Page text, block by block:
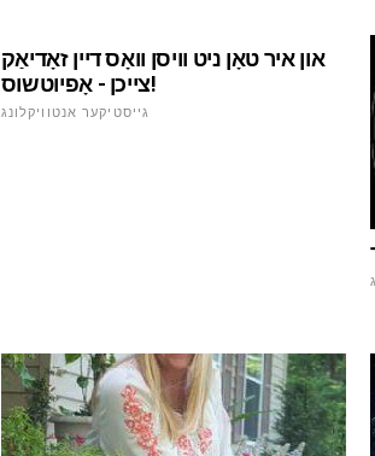
און איר טאָן ניט וויסן וואָס דיין זאָדיאַק
צייכן - אָפיוטשוס!
גייסטיקער אנטוויקלונג